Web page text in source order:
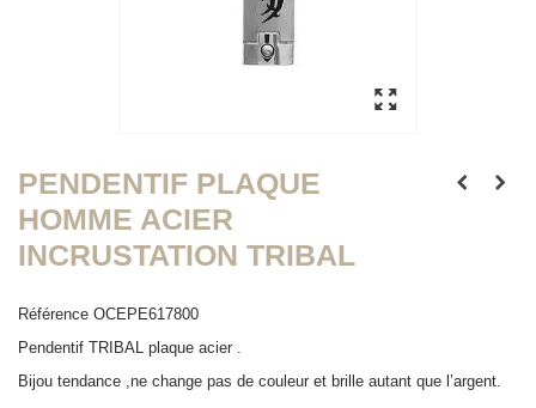
PENDENTIF PLAQUE
HOMME ACIER
INCRUSTATION TRIBAL
Référence OCEPE617800
Pendentif TRIBAL plaque acier .
Bijou tendance ,ne change pas de couleur et brille autant que l’argent.